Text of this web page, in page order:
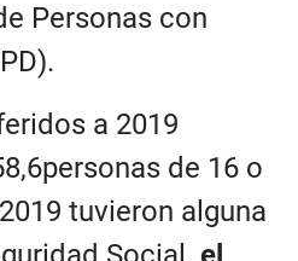
Personas con
a 2019
de 16 o
tuvieron alguna